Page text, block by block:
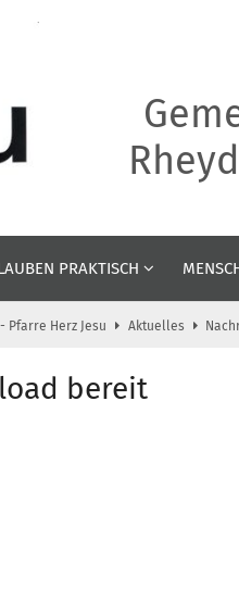
PRAKTISCH
Pfarre Herz Jesu Aktuelles
bereit